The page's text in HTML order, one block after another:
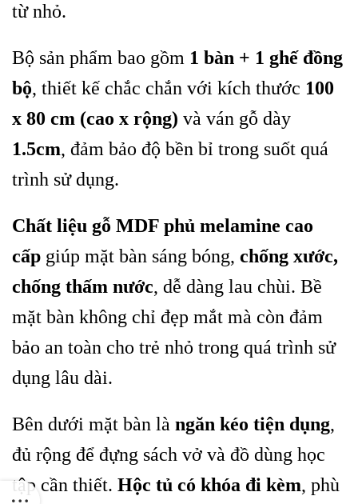
từ nhỏ.
Bộ sản phẩm bao gồm 1 bàn + 1 ghế đồng
bộ, thiết kế chắc chắn với kích thước 100
x 80 cm (cao x rộng) và ván gỗ dày
1.5cm, đảm bảo độ bền bỉ trong suốt quá
trình sử dụng.
Chất liệu gỗ MDF phủ melamine cao
cấp giúp mặt bàn sáng bóng, chống xước,
chống thấm nước, dễ dàng lau chùi. Bề
mặt bàn không chỉ đẹp mắt mà còn đảm
bảo an toàn cho trẻ nhỏ trong quá trình sử
dụng lâu dài.
Bên dưới mặt bàn là ngăn kéo tiện dụng,
đủ rộng để đựng sách vở và đồ dùng học
tập cần thiết. Hộc tủ có khóa đi kèm, phù